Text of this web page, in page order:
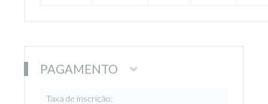
PAGAMENTO
Taxa de inscrição: